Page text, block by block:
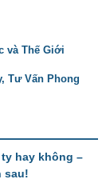
hay không –
sau!